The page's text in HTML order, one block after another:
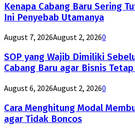
Kenapa Cabang Baru Sering
Ini Penyebab Utamanya
August 7, 2026August 2, 20260
SOP yang Wajib Dimiliki
Cabang Baru agar Bisnis
August 6, 2026August 2, 20260
Cara Menghitung Modal
agar Tidak Boncos